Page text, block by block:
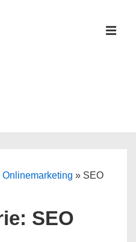
Onlinemarketing » SEO
SEO